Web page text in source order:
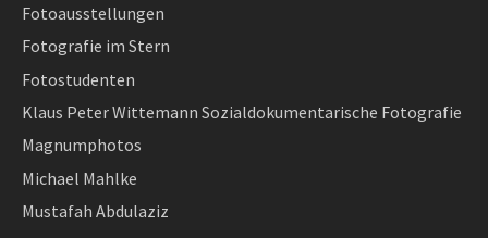
Fotoausstellungen
Fotografie im Stern
Fotostudenten
Klaus Peter Wittemann Sozialdokumentarische Fotografie
Magnumphotos
Michael Mahlke
Mustafah Abdulaziz